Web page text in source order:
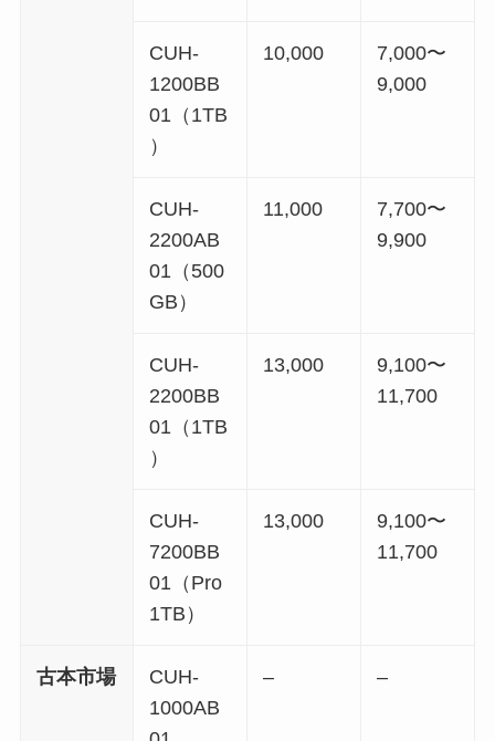
CUH-
1200BB
01（1TB
）
10,000
7,000〜
9,000
CUH-
2200AB
01（500
GB）
11,000
7,700〜
9,900
CUH-
2200BB
01（1TB
）
13,000
9,100〜
11,700
CUH-
7200BB
01（Pro
1TB）
13,000
9,100〜
11,700
古本市場
CUH-
1000AB
– –